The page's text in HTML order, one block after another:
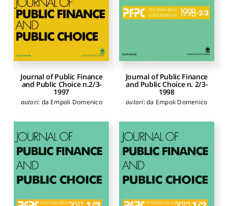
Journal of Public Finance
and Public Choice n.2/3-
1997
autori: da Empoli Domenico
Journal of Public Finance
and Public Choice n. 2/3-
1998
autori:da Empoli Domenico